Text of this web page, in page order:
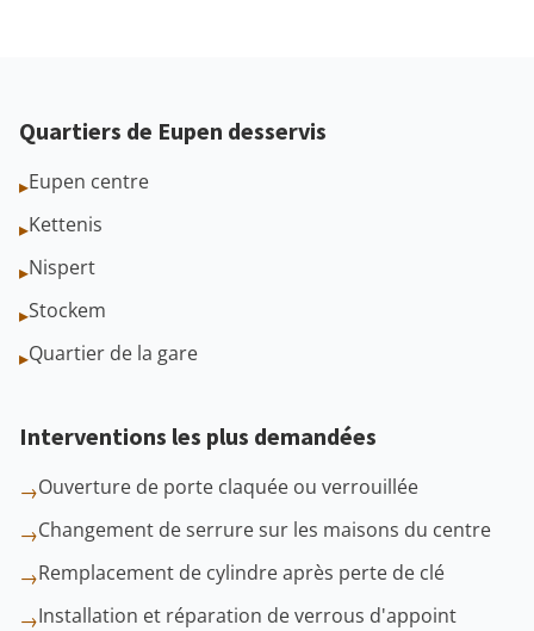
Quartiers de Eupen desservis
▸Eupen centre
▸Kettenis
▸Nispert
▸Stockem
▸Quartier de la gare
Interventions les plus demandées
→Ouverture de porte claquée ou verrouillée
→Changement de serrure sur les maisons du centre
→Remplacement de cylindre après perte de clé
→Installation et réparation de verrous d'appoint